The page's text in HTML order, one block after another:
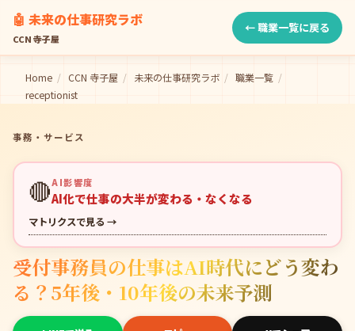
🤖 未来の仕事研究ラボ
CCN 寺子屋
← 職業一覧に戻る
Home / CCN 寺子屋 / 未来の仕事研究ラボ / 職業一覧 /
receptionist
事務・サービス
🔴AI影響度
AI化で仕事の大半が変わる・なくなる
マトリクスで見る →
受付事務員の仕事はAI時代にどう変わ
る？5年後・10年後の未来予測